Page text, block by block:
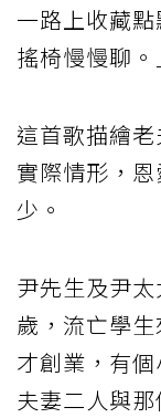
一路上收藏
搖椅慢慢聊。
這首歌描繪
實際情形，
少。
尹先生及尹
歲，流亡學
才創業，有
夫妻二人與